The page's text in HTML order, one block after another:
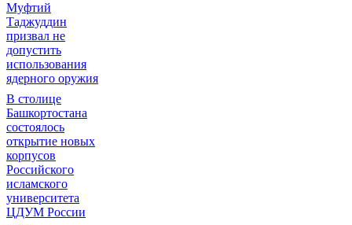
Муфтий
Таджуддин
призвал не
допустить
использования
ядерного оружия
В столице
Башкортостана
состоялось
открытие новых
корпусов
Российского
исламского
университета
ЦДУМ России